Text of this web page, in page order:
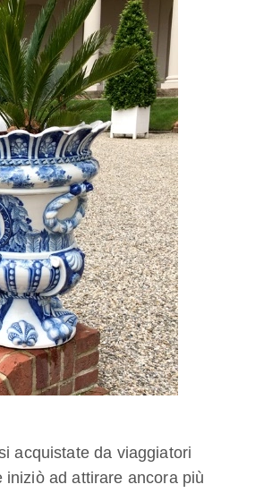
acquistate da viaggiatori
ad attirare ancora più